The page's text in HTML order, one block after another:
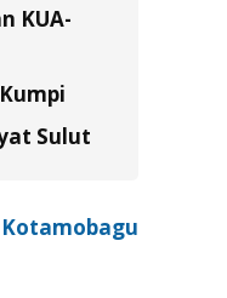
KUA-
Sulut